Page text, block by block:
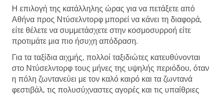
Η επιλογή της κατάλληλης ώρας για να πετάξετε από
Αθήνα προς Ντύσελντορφ μπορεί να κάνει τη διαφορά,
είτε θέλετε να συμμετάσχετε στην κοσμοσυρροή είτε
προτιμάτε μια πιο ήσυχη απόδραση.
Για τα ταξίδια αιχμής, πολλοί ταξιδιώτες κατευθύνονται
στο Ντύσελντορφ τους μήνες της υψηλής περιόδου, όταν
η πόλη ζωντανεύει με τον καλό καιρό και τα ζωντανά
φεστιβάλ, τις πολυσύχναστες αγορές και τις υπαίθριες